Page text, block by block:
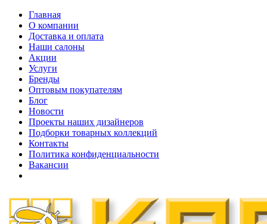
Главная
О компании
Доставка и оплата
Наши cалоны
Акции
Услуги
Бренды
Оптовым покупателям
Блог
Новости
Проекты наших дизайнеров
Подборки товарных коллекций
Контакты
Политика конфиденциальности
Вакансии